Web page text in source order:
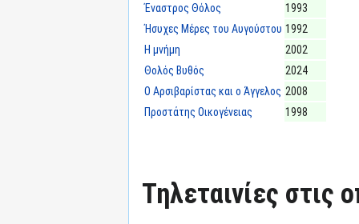
Έναστρος Θόλος
1993
Ήσυχες Μέρες του Αυγούστου 1992
Η μνήμη
2002
Θολός Βυθός
2024
Ο Αρσιβαρίστας και ο Άγγελος 2008
Προστάτης Οικογένειας
1998
Τηλεταινίες στις